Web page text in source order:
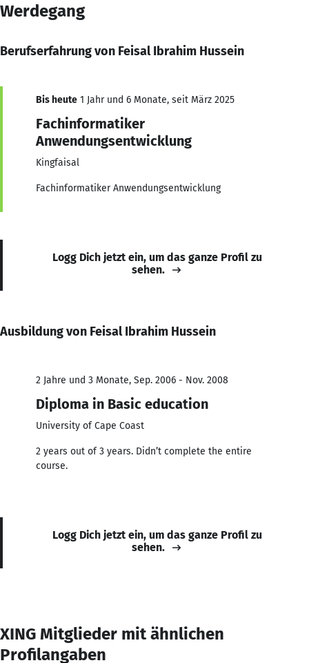
Werdegang
Berufserfahrung von Feisal Ibrahim Hussein
Bis heute 1 Jahr und 6 Monate, seit März 2025
Fachinformatiker
Anwendungsentwicklung
Kingfaisal
Fachinformatiker Anwendungsentwicklung
Logg Dich jetzt ein, um das ganze Profil zu
sehen.
Ausbildung von Feisal Ibrahim Hussein
2 Jahre und 3 Monate, Sep. 2006 - Nov. 2008
Diploma in Basic education
University of Cape Coast
2 years out of 3 years. Didn’t complete the entire
course.
Logg Dich jetzt ein, um das ganze Profil zu
sehen.
XING Mitglieder mit ähnlichen
Profilangaben